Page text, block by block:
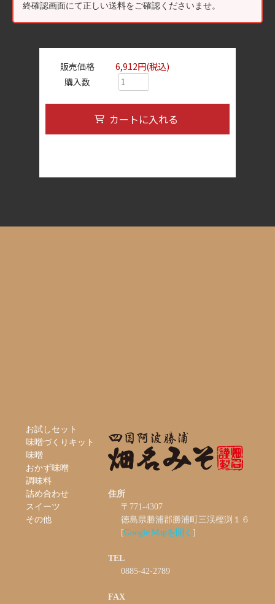
終確認画面にて正しい送料をご確認くださいませ。
販売価格
6,912円(税込)
購入数
お試しセット
味噌づくりキット
味噌
おかず味噌
調味料
詰め合わせ
スイーツ
その他
住所
〒771-4307
徳島県勝浦郡勝浦町三渓樫渕１６
[Google Mapを開く ]
TEL
0885-42-2789
FAX